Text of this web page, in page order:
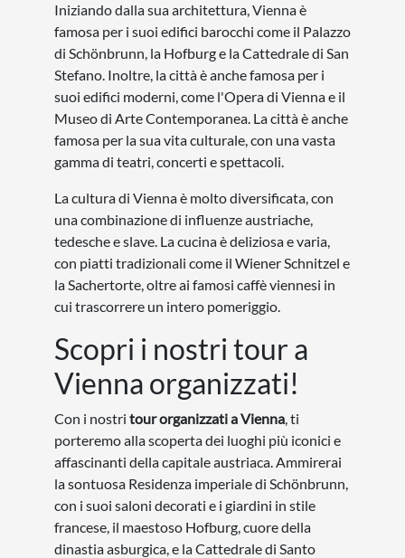
Iniziando dalla sua architettura, Vienna è
famosa per i suoi edifici barocchi come il Palazzo
di Schönbrunn, la Hofburg e la Cattedrale di San
Stefano. Inoltre, la città è anche famosa per i
suoi edifici moderni, come l'Opera di Vienna e il
Museo di Arte Contemporanea. La città è anche
famosa per la sua vita culturale, con una vasta
gamma di teatri, concerti e spettacoli.
La cultura di Vienna è molto diversificata, con
una combinazione di influenze austriache,
tedesche e slave. La cucina è deliziosa e varia,
con piatti tradizionali come il Wiener Schnitzel e
la Sachertorte, oltre ai famosi caffè viennesi in
cui trascorrere un intero pomeriggio.
Scopri i nostri tour a
Vienna organizzati!
Con i nostri tour organizzati a Vienna, ti
porteremo alla scoperta dei luoghi più iconici e
affascinanti della capitale austriaca. Ammirerai
la sontuosa Residenza imperiale di Schönbrunn,
con i suoi saloni decorati e i giardini in stile
francese, il maestoso Hofburg, cuore della
dinastia asburgica, e la Cattedrale di Santo